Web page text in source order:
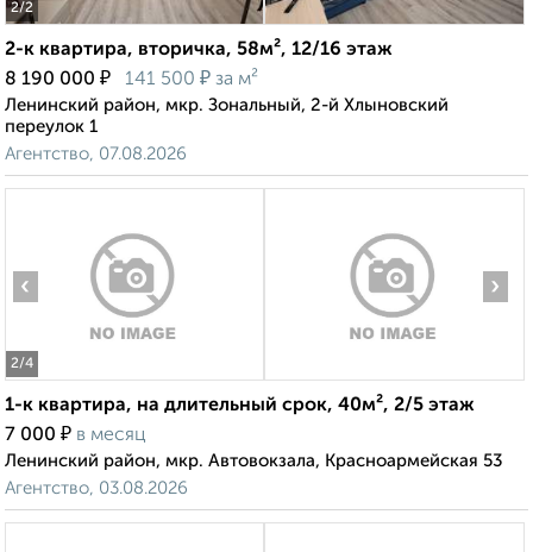
2/2
2-к квартира, вторичка, 58м², 12/16 этаж
8 190 000 ₽ 141 500 ₽ за м²
Ленинский район, мкр. Зональный, 2-й Хлыновский
переулок 1
Агентство, 07.08.2026
2/4
‹ ›
1-к квартира, на длительный срок, 40м², 2/5 этаж
7 000 ₽ в месяц
Ленинский район, мкр. Автовокзала, Красноармейская 53
Агентство, 03.08.2026